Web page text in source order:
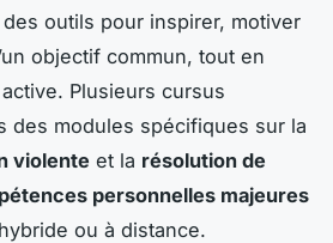
des outils pour inspirer, motiver
objectif commun, tout en
Plusieurs cursus
des modules spécifiques sur la
violente et la résolution de
personnelles majeures
ou à distance.